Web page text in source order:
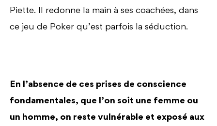
Piette. Il redonne la main à ses coachées, dans
ce jeu de Poker qu’est parfois la séduction.
En l’absence de ces prises de conscience
fondamentales, que l’on soit une femme ou
un homme, on reste vulnérable et exposé aux